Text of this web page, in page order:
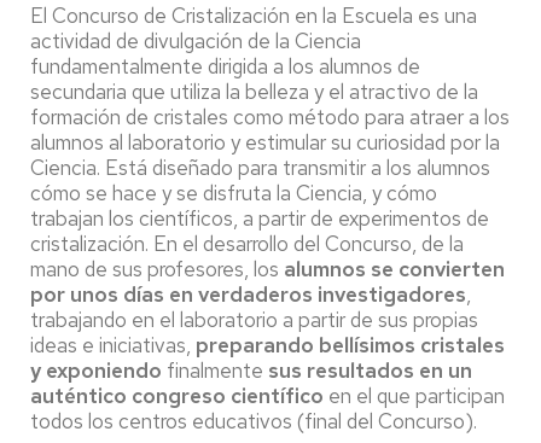
El Concurso de Cristalización en la Escuela es una
actividad de divulgación de la Ciencia
fundamentalmente dirigida a los alumnos de
secundaria que utiliza la belleza y el atractivo de la
formación de cristales como método para atraer a los
alumnos al laboratorio y estimular su curiosidad por la
Ciencia. Está diseñado para transmitir a los alumnos
cómo se hace y se disfruta la Ciencia, y cómo
trabajan los científicos, a partir de experimentos de
cristalización. En el desarrollo del Concurso, de la
mano de sus profesores, los alumnos se convierten
por unos días en verdaderos investigadores,
trabajando en el laboratorio a partir de sus propias
ideas e iniciativas, preparando bellísimos cristales
y exponiendo finalmente sus resultados en un
auténtico congreso científico en el que participan
todos los centros educativos (final del Concurso).